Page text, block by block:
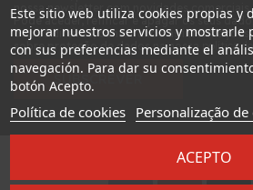
nossa newsletter com novidades comerciais
Pode aceder, retificar e apagar os seus
outros direitos, consultando as informações
sobre proteção de dados na nossa política
SUBSCREVER
Desarrollado por
Este sitio web utiliza cookies propias y
mejorar nuestros servicios y mostrarle
con sus preferencias mediante el
navegación. Para dar su
botón Acepto.
Política de cookies Personalização
ACEPTO